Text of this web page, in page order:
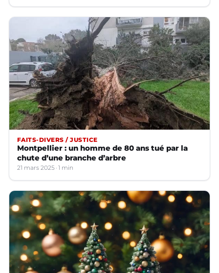
FAITS-DIVERS / JUSTICE
Montpellier : un homme de 80 ans tué par la
chute d’une branche d’arbre
21 mars 2025 1 min